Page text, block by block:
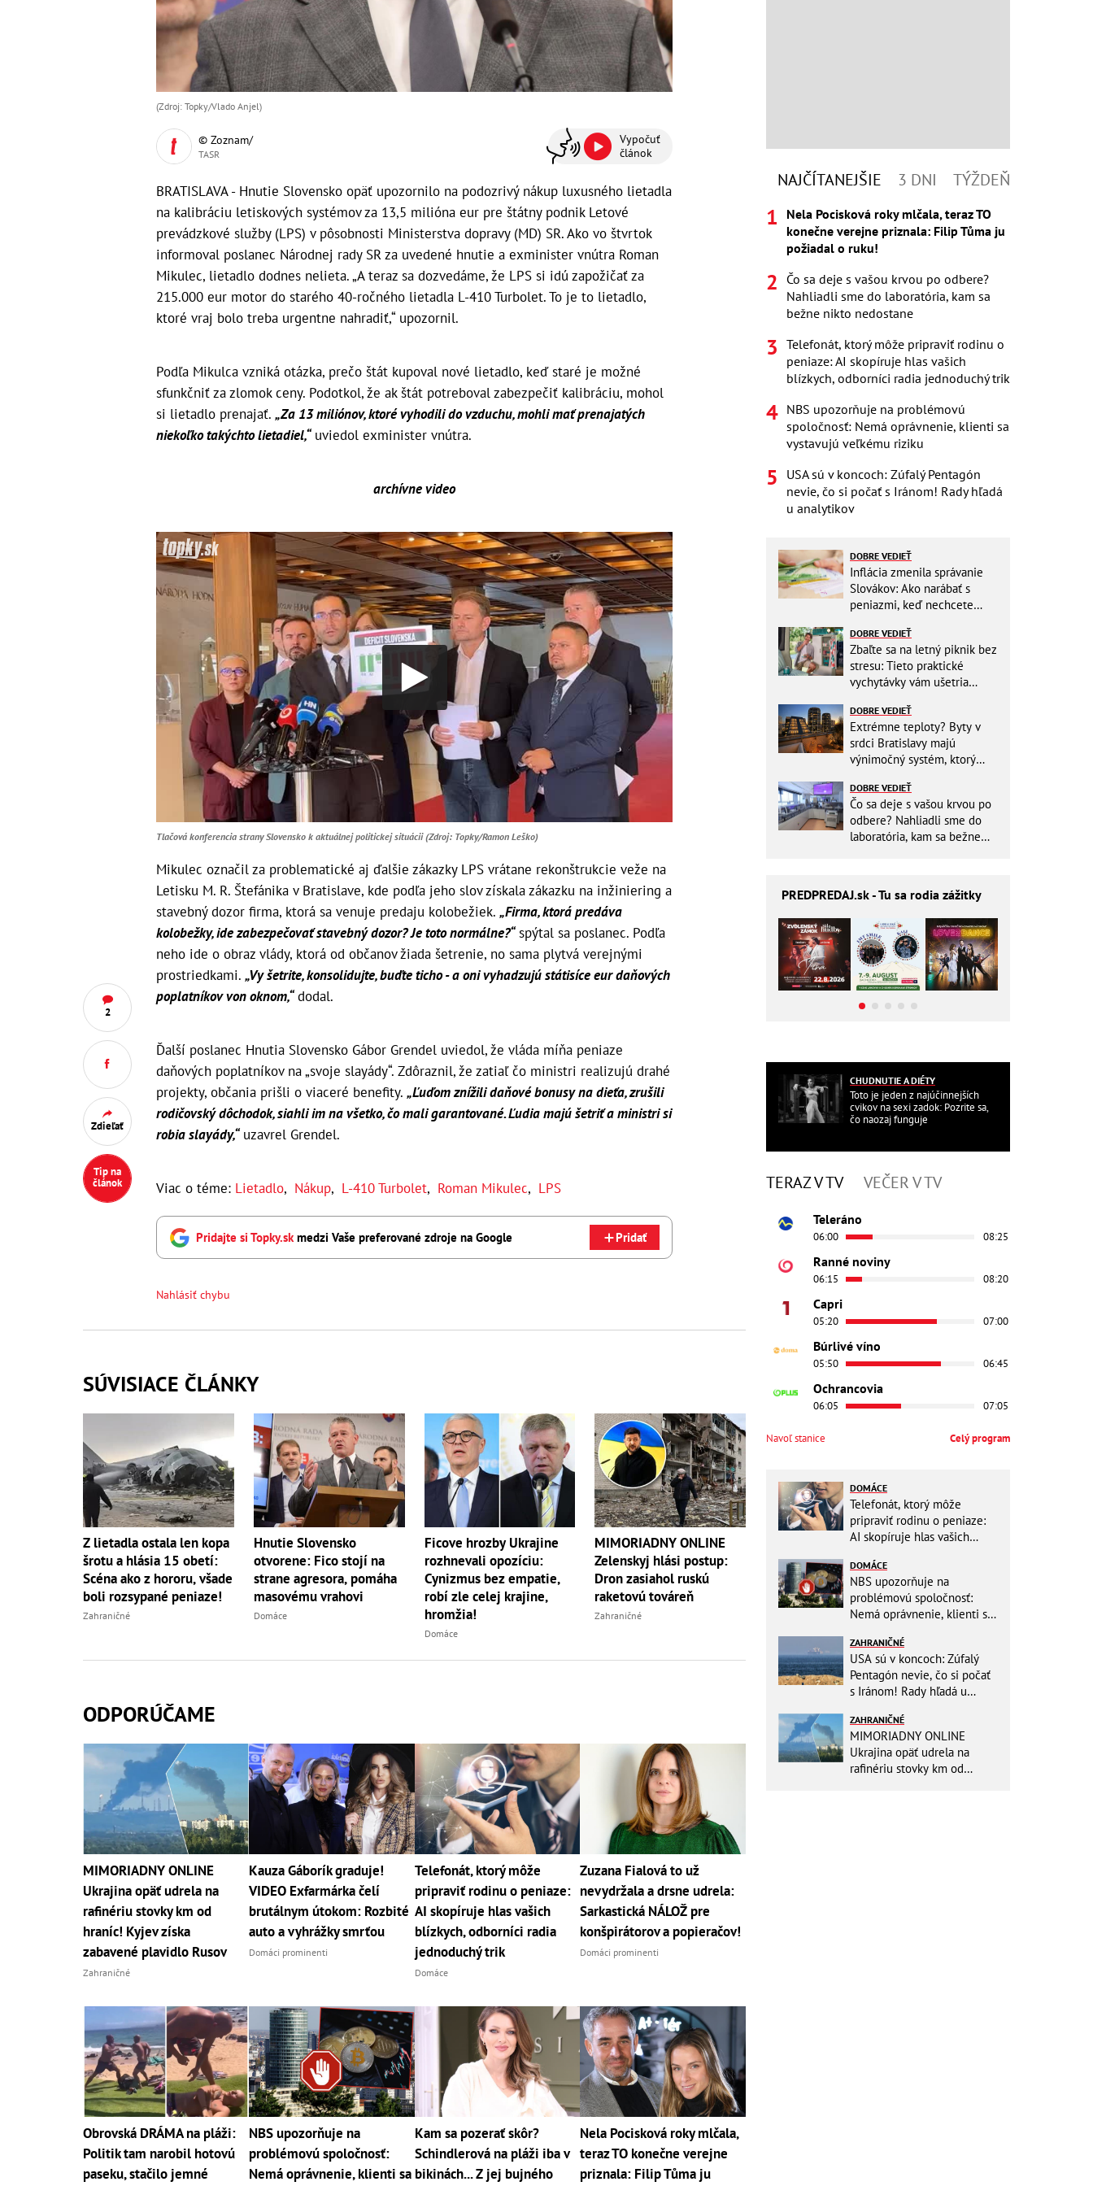
2
Zdieľať
Tip na
článok
(Zdroj: Topky/Vlado Anjel)
© Zoznam/
TASR
Vypočuť
článok
BRATISLAVA - Hnutie Slovensko opäť upozornilo na podozrivý nákup luxusného lietadla
na kalibráciu letiskových systémov za 13,5 milióna eur pre štátny podnik Letové
prevádzkové služby (LPS) v pôsobnosti Ministerstva dopravy (MD) SR. Ako vo štvrtok
informoval poslanec Národnej rady SR za uvedené hnutie a exminister vnútra Roman
Mikulec, lietadlo dodnes nelieta. „A teraz sa dozvedáme, že LPS si idú zapožičať za
215.000 eur motor do starého 40-ročného lietadla L-410 Turbolet. To je to lietadlo,
ktoré vraj bolo treba urgentne nahradiť,“ upozornil.
Podľa Mikulca vzniká otázka, prečo štát kupoval nové lietadlo, keď staré je možné
sfunkčniť za zlomok ceny. Podotkol, že ak štát potreboval zabezpečiť kalibráciu, mohol
si lietadlo prenajať. „Za 13 miliónov, ktoré vyhodili do vzduchu, mohli mať prenajatých
niekoľko takýchto lietadiel,“uviedol exminister vnútra.
archívne video
Tlačová konferencia strany Slovensko k aktuálnej politickej situácii (Zdroj: Topky/Ramon Leško)
Mikulec označil za problematické aj ďalšie zákazky LPS vrátane rekonštrukcie veže na
Letisku M. R. Štefánika v Bratislave, kde podľa jeho slov získala zákazku na inžiniering a
stavebný dozor firma, ktorá sa venuje predaju kolobežiek. „Firma, ktorá predáva
kolobežky, ide zabezpečovať stavebný dozor? Je toto normálne?“spýtal sa poslanec. Podľa
neho ide o obraz vlády, ktorá od občanov žiada šetrenie, no sama plytvá verejnými
prostriedkami. „Vy šetrite, konsolidujte, buďte ticho - a oni vyhadzujú státisíce eur daňových
poplatníkov von oknom,“dodal.
Ďalší poslanec Hnutia Slovensko Gábor Grendel uviedol, že vláda míňa peniaze
daňových poplatníkov na „svoje slayády“. Zdôraznil, že zatiaľ čo ministri realizujú drahé
projekty, občania prišli o viaceré benefity. „Ľuďom znížili daňové bonusy na dieťa, zrušili
rodičovský dôchodok, siahli im na všetko, čo mali garantované. Ľudia majú šetriť a ministri si
robia slayády,“uzavrel Grendel.
Viac o téme: Lietadlo, Nákup, L-410 Turbolet, Roman Mikulec, LPS
Pridajte si Topky.skmedzi Vaše preferované zdroje na Google Pridať
Nahlásiť chybu
SÚVISIACE ČLÁNKY
Z lietadla ostala len kopa
šrotu a hlásia 15 obetí:
Scéna ako z hororu, všade
boli rozsypané peniaze!
Zahraničné
Hnutie Slovensko
otvorene: Fico stojí na
strane agresora, pomáha
masovému vrahovi
Domáce
Ficove hrozby Ukrajine
rozhnevali opozíciu:
Cynizmus bez empatie,
robí zle celej krajine,
hromžia!
Domáce
MIMORIADNY ONLINE
Zelenskyj hlási postup:
Dron zasiahol ruskú
raketovú továreň
Zahraničné
ODPORÚČAME
MIMORIADNY ONLINE
Ukrajina opäť udrela na
rafinériu stovky km od
hraníc! Kyjev získa
zabavené plavidlo Rusov
Zahraničné
Kauza Gáborík graduje!
VIDEO Exfarmárka čelí
brutálnym útokom: Rozbité
auto a vyhrážky smrťou
Domáci prominenti
Telefonát, ktorý môže
pripraviť rodinu o peniaze:
AI skopíruje hlas vašich
blízkych, odborníci radia
jednoduchý trik
Domáce
Zuzana Fialová to už
nevydržala a drsne udrela:
Sarkastická NÁLOŽ pre
konšpirátorov a popieračov!
Domáci prominenti
Obrovská DRÁMA na pláži:
Politik tam narobil hotovú
paseku, stačilo jemné
NBS upozorňuje na
problémovú spoločnosť:
Nemá oprávnenie, klienti sa
Kam sa pozerať skôr?
Schindlerová na pláži iba v
bikinách... Z jej bujného
Nela Pocisková roky mlčala,
teraz TO konečne verejne
priznala: Filip Tůma ju
NAJČÍTANEJŠIE 3 DNI TÝŽDEŇ
Nela Pocisková roky mlčala, teraz TO
konečne verejne priznala: Filip Tůma ju
požiadal o ruku!
Čo sa deje s vašou krvou po odbere?
Nahliadli sme do laboratória, kam sa
bežne nikto nedostane
Telefonát, ktorý môže pripraviť rodinu o
peniaze: AI skopíruje hlas vašich
blízkych, odborníci radia jednoduchý trik
NBS upozorňuje na problémovú
spoločnosť: Nemá oprávnenie, klienti sa
vystavujú veľkému riziku
USA sú v koncoch: Zúfalý Pentagón
nevie, čo si počať s Iránom! Rady hľadá
u analytikov
DOBRE VEDIEŤ
Inflácia zmenila správanie
Slovákov: Ako narábať s
peniazmi, keď nechcete
DOBRE VEDIEŤ
Zbaľte sa na letný piknik bez
stresu: Tieto praktické
vychytávky vám ušetria
DOBRE VEDIEŤ
Extrémne teploty? Byty v
srdci Bratislavy majú
výnimočný systém, ktorý
DOBRE VEDIEŤ
Čo sa deje s vašou krvou po
odbere? Nahliadli sme do
laboratória, kam sa bežne
PREDPREDAJ.sk - Tu sa rodia zážitky
CHUDNUTIE A DIÉTY
Toto je jeden z najúčinnejších
cvikov na sexi zadok: Pozrite sa,
čo naozaj funguje
TERAZ V TV VEČER V TV
Teleráno
06:00 08:25
Ranné noviny
06:15 08:20
Capri
05:20 07:00
Búrlivé víno
05:50 06:45
Ochrancovia
06:05 07:05
Navoľ stanice Celý program
DOMÁCE
Telefonát, ktorý môže
pripraviť rodinu o peniaze:
AI skopíruje hlas vašich
jednoduchý trik
DOMÁCE
NBS upozorňuje na
problémovú spoločnosť:
Nemá oprávnenie, klienti sa
ZAHRANIČNÉ
USA sú v koncoch: Zúfalý
Pentagón nevie, čo si počať
s Iránom! Rady hľadá u
ZAHRANIČNÉ
MIMORIADNY ONLINE
Ukrajina opäť udrela na
rafinériu stovky km od